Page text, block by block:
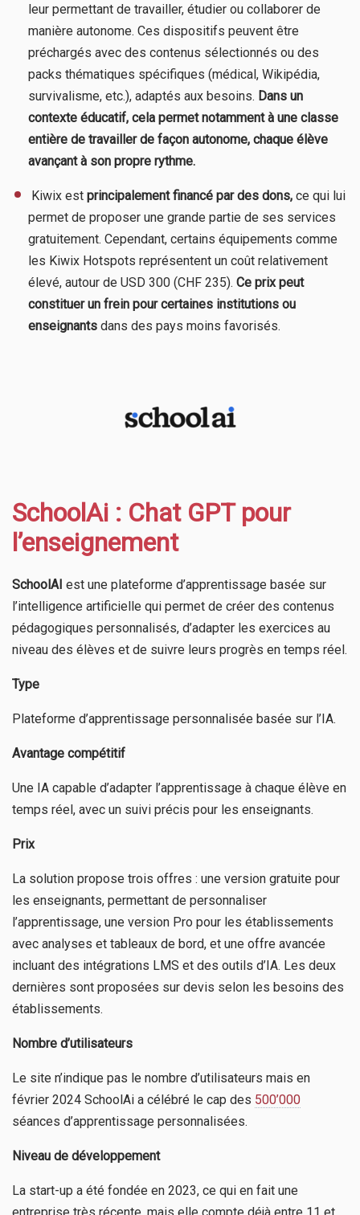
leur permettant de travailler, étudier ou collaborer de
manière autonome. Ces dispositifs peuvent être
préchargés avec des contenus sélectionnés ou des
packs thématiques spécifiques (médical, Wikipédia,
survivalisme, etc.), adaptés aux besoins. Dans un
contexte éducatif, cela permet notamment à une classe
entière de travailler de façon autonome, chaque élève
avançant à son propre rythme.
​ Kiwix est principalement financé par des dons, ce qui lui
permet de proposer une grande partie de ses services
gratuitement. Cependant, certains équipements comme
les Kiwix Hotspots représentent un coût relativement
élevé, autour de USD 300 (CHF 235). Ce prix peut
constituer un frein pour certaines institutions ou
enseignants dans des pays moins favorisés.
SchoolAi : Chat GPT pour
l’enseignement
SchoolAI est une plateforme d’apprentissage basée sur
l’intelligence artificielle qui permet de créer des contenus
pédagogiques personnalisés, d’adapter les exercices au
niveau des élèves et de suivre leurs progrès en temps réel.
Type
Plateforme d’apprentissage personnalisée basée sur l’IA.
Avantage compétitif
Une IA capable d’adapter l’apprentissage à chaque élève en
temps réel, avec un suivi précis pour les enseignants.
Prix
La solution propose trois offres : une version gratuite pour
les enseignants, permettant de personnaliser
l’apprentissage, une version Pro pour les établissements
avec analyses et tableaux de bord, et une offre avancée
incluant des intégrations LMS et des outils d’IA. Les deux
dernières sont proposées sur devis selon les besoins des
établissements.
Nombre d’utilisateurs
Le site n’indique pas le nombre d’utilisateurs mais en
février 2024 SchoolAi a célébré le cap des 500’000
séances d’apprentissage personnalisées.
Niveau de développement
La start-up a été fondée en 2023, ce qui en fait une